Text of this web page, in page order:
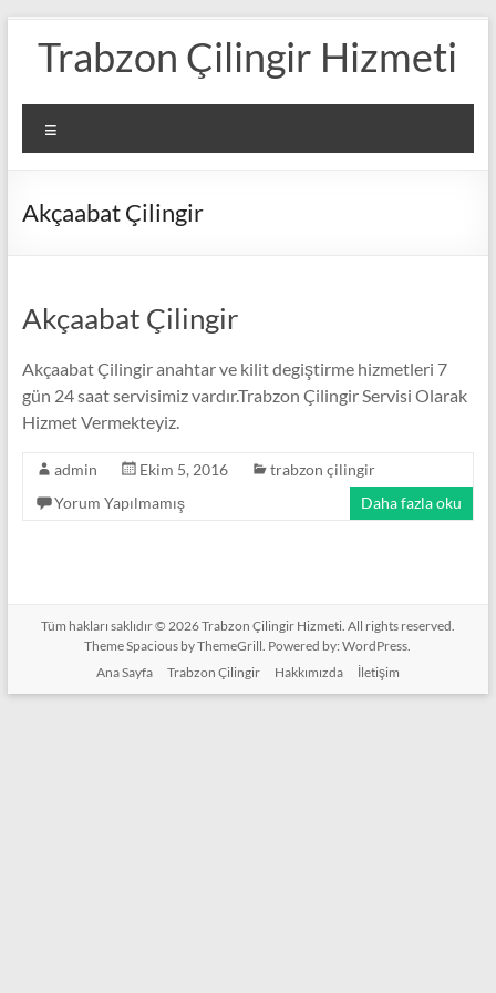
content
Trabzon Çilingir Hizmeti
Akçaabat Çilingir
Akçaabat Çilingir
Akçaabat Çilingir anahtar ve kilit degiştirme hizmetleri 7
gün 24 saat servisimiz vardır.Trabzon Çilingir Servisi Olarak
Hizmet Vermekteyiz.
admin Ekim 5, 2016
trabzon çilingir
Yorum Yapılmamış
Daha fazla oku
Tüm hakları saklıdır © 2026Trabzon Çilingir Hizmeti. All rights reserved.
ThemeSpacious by ThemeGrill. Powered by:WordPress.
Ana Sayfa
Trabzon Çilingir Hakkımızda İletişim